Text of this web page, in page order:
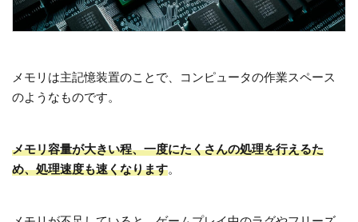
メモリは主記憶装置のことで、コンピュータの作業スペース
のようなものです。
メモリ容量が大きい程、一度にたくさんの処理を行えるた
め、処理速度も速くなります。